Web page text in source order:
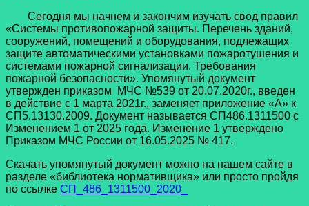
Сегодня мы начнем и закончим изучать свод правил
«Системы противопожарной защиты. Перечень зданий,
сооружений, помещений и оборудования, подлежащих
защите автоматическими установками пожаротушения и
системами пожарной сигнализации. Требования
пожарной безопасности». Упомянутый документ
утвержден приказом МЧС №539 от 20.07.2020г., введен
в действие с 1 марта 2021г., заменяет приложение «А» к
СП5.13130.2009. Документ называется СП486.1311500 с
Изменением 1 от 2025 года. Изменение 1 утверждено
Приказом МЧС России от 16.05.2025 № 417.
Скачать упомянутый документ можно на нашем сайте в
разделе «библиотека нормативщика» или просто пройдя
по ссылке СП_486_1311500_2020_